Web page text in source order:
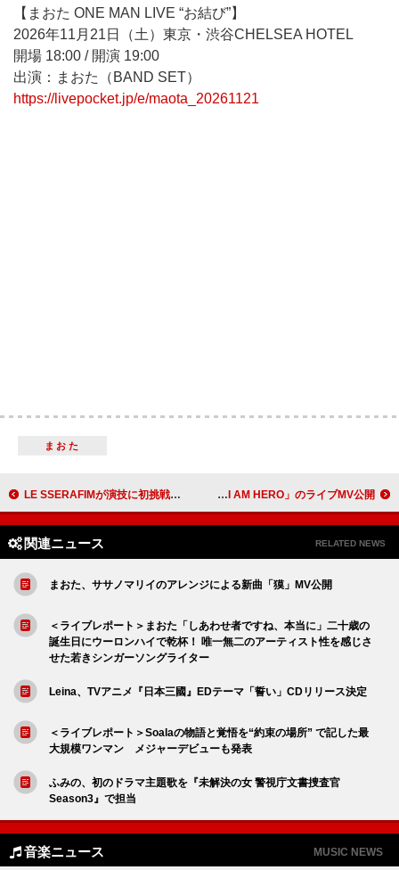
【まおた ONE MAN LIVE “お結び”】
2026年11月21日（土）東京・渋谷CHELSEA HOTEL
開場 18:00 / 開演 19:00
出演：まおた（BAND SET）
https://livepocket.jp/e/maota_20261121
まおた
LE SSERAFIMが演技に初挑戦、怪物に立ち向かう『‘PUREFLOW’ pt.1』トレーラー映像で 宮本浩次、2025年武道館公演より「I AM HERO」のライブMV公開
関連ニュース RELATED NEWS
まおた、ササノマリイのアレンジによる新曲「獏」MV公開
＜ライブレポート＞まおた「しあわせ者ですね、本当に」二十歳の
誕生日にウーロンハイで乾杯！ 唯一無二のアーティスト性を感じさ
せた若きシンガーソングライター
Leina、TVアニメ『日本三國』EDテーマ「誓い」CDリリース決定
＜ライブレポート＞Soalaの物語と覚悟を“約束の場所” で記した最
大規模ワンマン メジャーデビューも発表
ふみの、初のドラマ主題歌を『未解決の女 警視庁文書捜査官
Season3』で担当
音楽ニュース MUSIC NEWS